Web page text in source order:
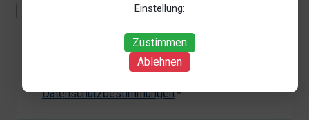
Einstellung:
Zustimmen
Ablehnen
Mit der Erhebung, Verarbeitung und Nutzung meiner
Uhrzeit der Bewertungsabgabe, Referrer-URL) zum
Zweck der Bewertung erkläre ich mich
Datenschutzbestimmungen.*